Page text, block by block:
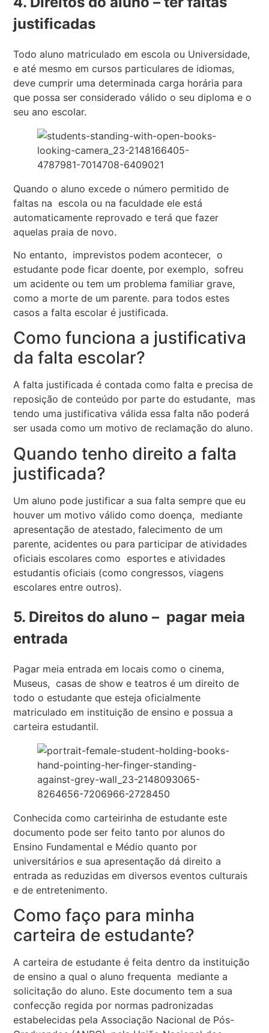
justificadas
Todo aluno matriculado em escola ou Universidade,
e até mesmo em cursos particulares de idiomas,
deve cumprir uma determinada carga horária para
que possa ser considerado válido o seu diploma e o
seu ano escolar.
Quando o aluno excede o número permitido de
faltas na escola ou na faculdade ele está
automaticamente reprovado e terá que fazer
aquelas praia de novo.
No entanto, imprevistos podem acontecer, o
estudante pode ficar doente, por exemplo, sofreu
um acidente ou tem um problema familiar grave,
como a morte de um parente. para todos estes
casos a falta escolar é justificada.
Como funciona a justificativa
da falta escolar?
A falta justificada é contada como falta e precisa de
reposição de conteúdo por parte do estudante, mas
tendo uma justificativa válida essa falta não poderá
ser usada como um motivo de reclamação do aluno.
Quando tenho direito a falta
justificada?
Um aluno pode justificar a sua falta sempre que eu
houver um motivo válido como doença, mediante
apresentação de atestado, falecimento de um
parente, acidentes ou para participar de atividades
oficiais escolares como esportes e atividades
estudantis oficiais (como congressos, viagens
escolares entre outros).
5. Direitos do aluno – pagar meia
entrada
Pagar meia entrada em locais como o cinema,
Museus, casas de show e teatros é um direito de
todo o estudante que esteja oficialmente
matriculado em instituição de ensino e possua a
carteira estudantil.
Conhecida como carteirinha de estudante este
documento pode ser feito tanto por alunos do
Ensino Fundamental e Médio quanto por
universitários e sua apresentação dá direito a
entrada as reduzidas em diversos eventos culturais
e de entretenimento.
Como faço para minha
carteira de estudante?
A carteira de estudante é feita dentro da instituição
de ensino a qual o aluno frequenta mediante a
solicitação do aluno. Este documento tem a sua
confecção regida por normas padronizadas
estabelecidas pela Associação Nacional de Pós-